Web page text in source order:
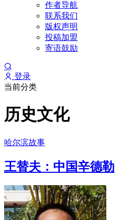
作者导航
联系我们
版权声明
投稿加盟
寄语鼓励
登录
当前分类
历史文化
哈尔滨故事
王替夫：中国辛德勒